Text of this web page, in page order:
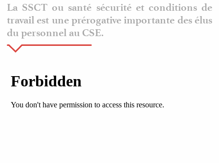
La SSCT ou santé sécurité et conditions de
travail est une prérogative importante des élus
du personnel au CSE.